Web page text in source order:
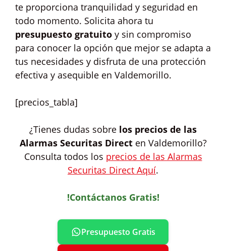
te proporciona tranquilidad y seguridad en
todo momento. Solicita ahora tu
presupuesto gratuito y sin compromiso
para conocer la opción que mejor se adapta a
tus necesidades y disfruta de una protección
efectiva y asequible en Valdemorillo.
[precios_tabla]
¿Tienes dudas sobre los precios de las
Alarmas Securitas Directen Valdemorillo?
Consulta todos los precios de las Alarmas
Securitas Direct Aquí.
!Contáctanos Gratis!
Presupuesto Gratis